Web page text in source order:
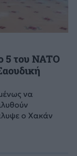
5 του NATO
να
ο Χακάν